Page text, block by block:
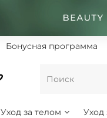
Бонусная программа
Уход за телом Уход